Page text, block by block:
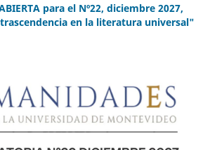
para el Nº22, diciembre 2027,
en la literatura universal"